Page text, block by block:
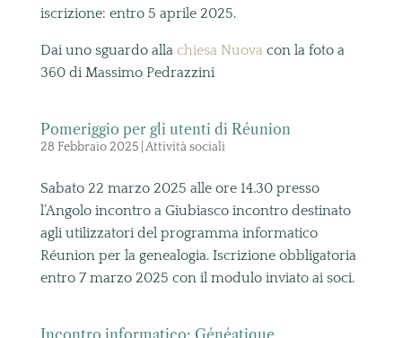
iscrizione: entro 5 aprile 2025.
Dai uno sguardo alla chiesa Nuova con la foto a
360 di Massimo Pedrazzini
Pomeriggio per gli utenti di Réunion
28 Febbraio 2025| Attività sociali
Sabato 22 marzo 2025 alle ore 14.30 presso
l’Angolo incontro a Giubiasco incontro destinato
agli utilizzatori del programma informatico
Réunion per la genealogia. Iscrizione obbligatoria
entro 7 marzo 2025 con il modulo inviato ai soci.
Incontro informatico: Généatique